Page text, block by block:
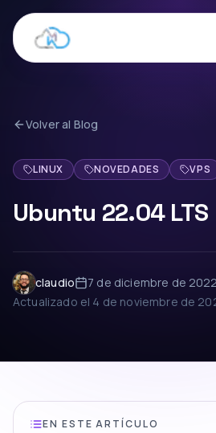
Volver al Blog
LINUX NOVEDADES VPS
Ubuntu 22.04 LTS
claudio 7 de diciembre de 2022
Actualizado el 4 de noviembre de
EN ESTE ARTÍCULO